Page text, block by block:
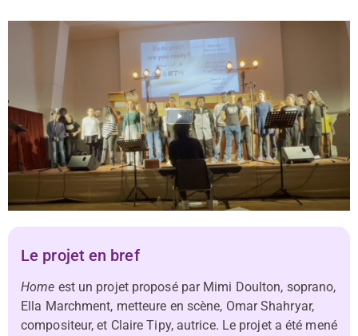
Le projet en bref
Home est un projet proposé par Mimi Doulton, soprano,
Ella Marchment, metteure en scène, Omar Shahryar,
compositeur, et Claire Tipy, autrice. Le projet a été mené